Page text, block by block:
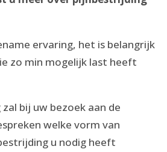
ervaring, het is belangrijk
zo min mogelijk last heeft
bij uw bezoek aan de
welke vorm van
u nodig heeft